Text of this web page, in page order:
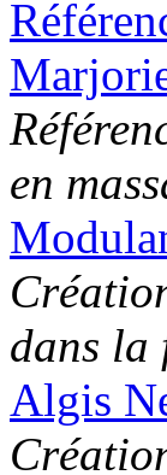
en
dans la
Algis